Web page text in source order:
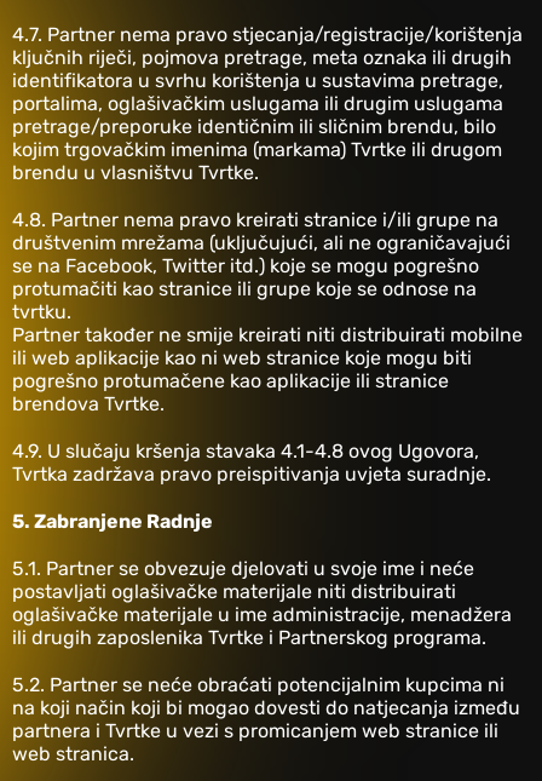
4.7. Partner nema pravo stjecanja/registracije/korištenja
ključnih riječi, pojmova pretrage, meta oznaka ili drugih
identifikatora u svrhu korištenja u sustavima pretrage,
portalima, oglašivačkim uslugama ili drugim uslugama
pretrage/preporuke identičnim ili sličnim brendu, bilo
kojim trgovačkim imenima (markama) Tvrtke ili drugom
brendu u vlasništvu Tvrtke.
4.8. Partner nema pravo kreirati stranice i/ili grupe na
društvenim mrežama (uključujući, ali ne ograničavajući
se na Facebook, Twitter itd.) koje se mogu pogrešno
protumačiti kao stranice ili grupe koje se odnose na
tvrtku.
Partner također ne smije kreirati niti distribuirati mobilne
ili web aplikacije kao ni web stranice koje mogu biti
pogrešno protumačene kao aplikacije ili stranice
brendova Tvrtke.
4.9. U slučaju kršenja stavaka 4.1-4.8 ovog Ugovora,
Tvrtka zadržava pravo preispitivanja uvjeta suradnje.
5. Zabranjene Radnje
‎5.1. Partner se obvezuje djelovati u svoje ime i neće
postavljati oglašivačke materijale niti distribuirati
oglašivačke materijale u ime administracije, menadžera
ili drugih zaposlenika Tvrtke i Partnerskog programa.
‎5.2. Partner se neće obraćati potencijalnim kupcima ni
na koji način koji bi mogao dovesti do natjecanja između
partnera i Tvrtke u vezi s promicanjem web stranice ili
web stranica.